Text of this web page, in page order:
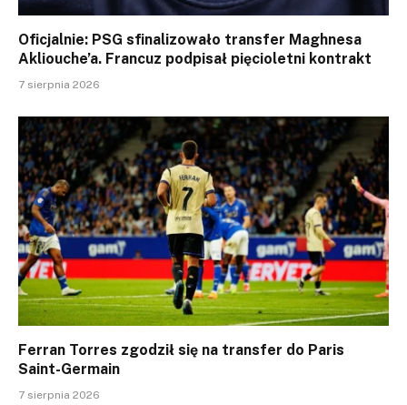
Oficjalnie: PSG sfinalizowało transfer Maghnesa
Akliouche’a. Francuz podpisał pięcioletni kontrakt
7 sierpnia 2026
Ferran Torres zgodził się na transfer do Paris
Saint-Germain
7 sierpnia 2026